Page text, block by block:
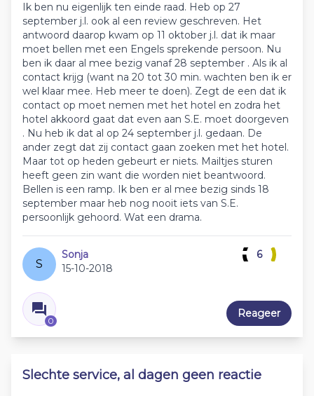
Ik ben nu eigenlijk ten einde raad. Heb op 27
september j.l. ook al een review geschreven. Het
antwoord daarop kwam op 11 oktober j.l. dat ik maar
moet bellen met een Engels sprekende persoon. Nu
ben ik daar al mee bezig vanaf 28 september . Als ik al
contact krijg (want na 20 tot 30 min. wachten ben ik er
wel klaar mee. Heb meer te doen). Zegt de een dat ik
contact op moet nemen met het hotel en zodra het
hotel akkoord gaat dat even aan S.E. moet doorgeven
. Nu heb ik dat al op 24 september j.l. gedaan. De
ander zegt dat zij contact gaan zoeken met het hotel.
Maar tot op heden gebeurt er niets. Mailtjes sturen
heeft geen zin want die worden niet beantwoord.
Bellen is een ramp. Ik ben er al mee bezig sinds 18
september maar heb nog nooit iets van S.E.
persoonlijk gehoord. Wat een drama.
S
Sonja
15-10-2018
0
6
Reageer
Slechte service, al dagen geen reactie